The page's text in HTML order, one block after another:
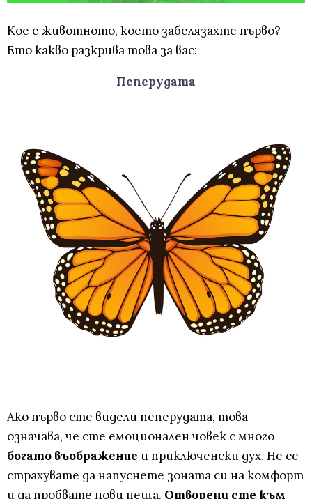
Кое е животното, което забелязахте първо?
Ето какво разкрива това за вас:
Пеперудата
Ако първо сте видели пеперудата, това
означава, че сте емоционален човек с много
богато въображение и приключенски дух. Не се
страхувате да напуснете зоната си на комфорт
и да пробвате нови неща. Отворени сте към